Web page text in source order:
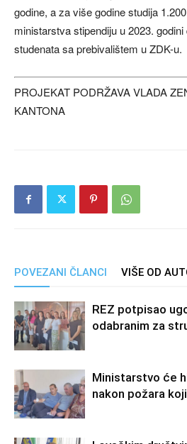
godine, a za više godine studija
ministarstva stipendiju u 2023.
studenata sa prebivalištem u ZDK-u.
PROJEKAT PODRŽAVA VLADA
KANTONA
POVEZANI ČLANCI VIŠE OD
REZ potpisao
odabranim za
Ministarstvo će
nakon požara